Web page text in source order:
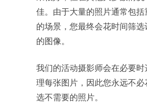
佳。由于大量的照片通常包
的场景，您最终会花时间筛选
的图像。
我们的活动摄影师会在必要
理每张图片，因此您永远不
选不需要的照片。